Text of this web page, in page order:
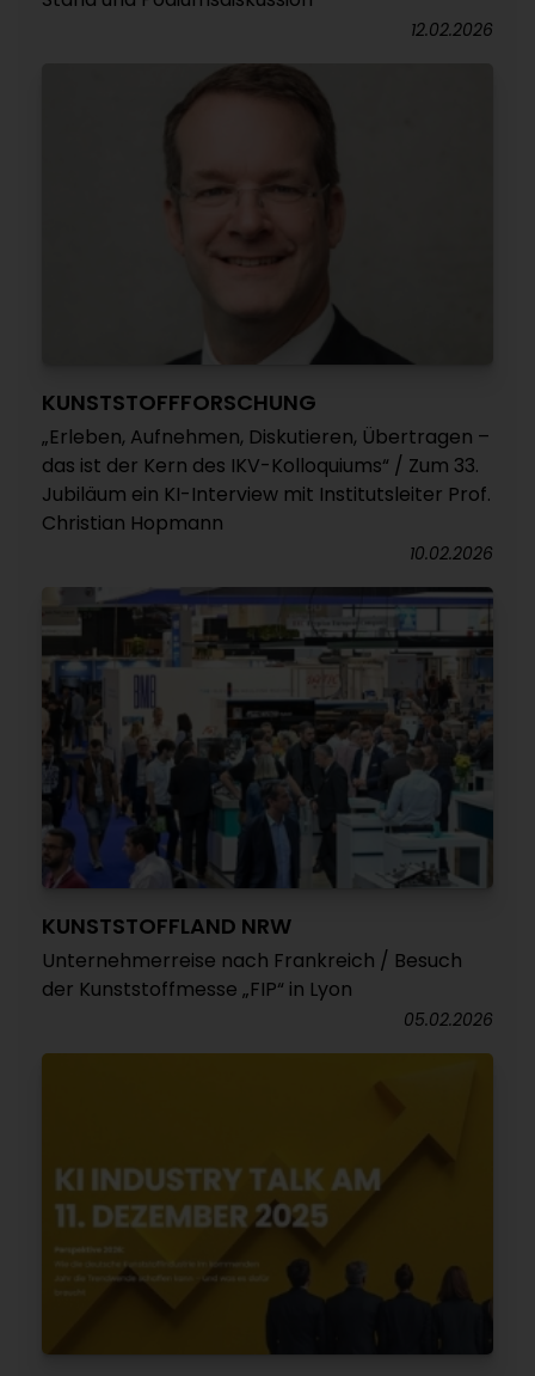
12.02.2026
KUNSTSTOFFFORSCHUNG
„Erleben, Aufnehmen, Diskutieren, Übertragen –
das ist der Kern des IKV-Kolloquiums“ / Zum 33.
Jubiläum ein KI-Interview mit Institutsleiter Prof.
Christian Hopmann
10.02.2026
KUNSTSTOFFLAND NRW
Unternehmerreise nach Frankreich / Besuch
der Kunststoffmesse „FIP“ in Lyon
05.02.2026